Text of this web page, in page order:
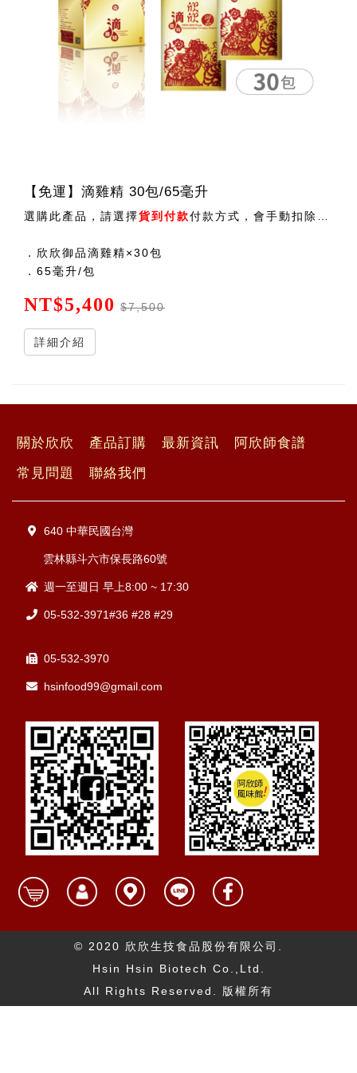
【免運】滴雞精 30包/65毫升
選購此產品，請選擇貨到付款付款方式，會手動扣除運費後出貨 ！
．欣欣御品滴雞精×30包
．65毫升/包
NT$5,400 $7,500
詳細介紹
關於欣欣 產品訂購 最新資訊
阿欣師食譜
常見問題
聯絡我們
640 中華民國台灣
雲林縣斗六市保長路60號
週一至週日 早上8:00 ~ 17:30
05-532-3971#36 #28 #29
05-532-3970
hsinfood99@gmail.com
© 2020 欣欣生技食品股份有限公司.
Hsin Hsin Biotech Co.,Ltd.
All Rights Reserved. 版權所有